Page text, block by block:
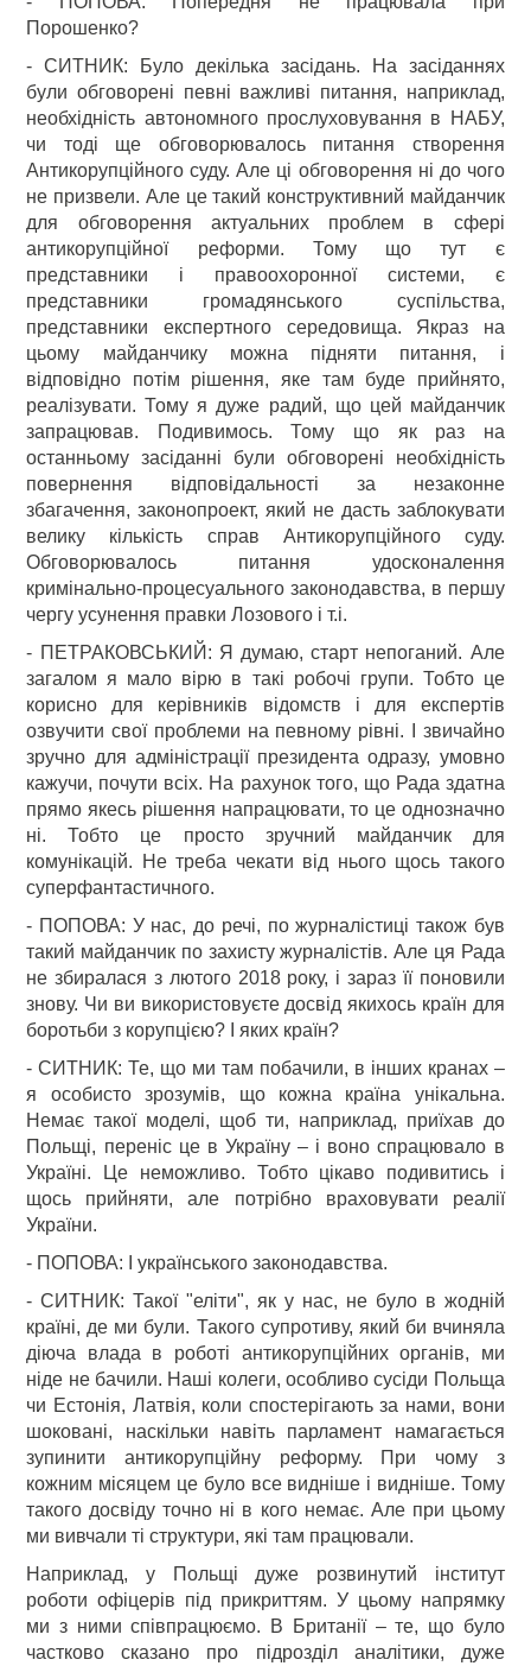
Порошенко?
- СИТНИК: Було декілька засідань. На засіданнях
були обговорені певні важливі питання, наприклад,
необхідність автономного прослуховування в НАБУ,
чи тоді ще обговорювалось питання створення
Антикорупційного суду. Але ці обговорення ні до чого
не призвели. Але це такий конструктивний майданчик
для обговорення актуальних проблем в сфері
антикорупційної реформи. Тому що тут є
представники і правоохоронної системи, є
представники громадянського суспільства,
представники експертного середовища. Якраз на
цьому майданчику можна підняти питання, і
відповідно потім рішення, яке там буде прийнято,
реалізувати. Тому я дуже радий, що цей майданчик
запрацював. Подивимось. Тому що як раз на
останньому засіданні були обговорені необхідність
повернення відповідальності за незаконне
збагачення, законопроект, який не дасть заблокувати
велику кількість справ Антикорупційного суду.
Обговорювалось питання удосконалення
кримінально-процесуального законодавства, в першу
чергу усунення правки Лозового і т.і.
- ПЕТРАКОВСЬКИЙ: Я думаю, старт непоганий. Але
загалом я мало вірю в такі робочі групи. Тобто це
корисно для керівників відомств і для експертів
озвучити свої проблеми на певному рівні. І звичайно
зручно для адміністрації президента одразу, умовно
кажучи, почути всіх. На рахунок того, що Рада здатна
прямо якесь рішення напрацювати, то це однозначно
ні. Тобто це просто зручний майданчик для
комунікацій. Не треба чекати від нього щось такого
суперфантастичного.
- ПОПОВА: У нас, до речі, по журналістиці також був
такий майданчик по захисту журналістів. Але ця Рада
не збиралася з лютого 2018 року, і зараз її поновили
знову. Чи ви використовуєте досвід якихось країн для
боротьби з корупцією? І яких країн?
- СИТНИК: Те, що ми там побачили, в інших кранах –
я особисто зрозумів, що кожна країна унікальна.
Немає такої моделі, щоб ти, наприклад, приїхав до
Польщі, переніс це в Україну – і воно спрацювало в
Україні. Це неможливо. Тобто цікаво подивитись і
щось прийняти, але потрібно враховувати реалії
України.
- ПОПОВА: І українського законодавства.
- СИТНИК: Такої "еліти", як у нас, не було в жодній
країні, де ми були. Такого супротиву, який би вчиняла
діюча влада в роботі антикорупційних органів, ми
ніде не бачили. Наші колеги, особливо сусіди Польща
чи Естонія, Латвія, коли спостерігають за нами, вони
шоковані, наскільки навіть парламент намагається
зупинити антикорупційну реформу. При чому з
кожним місяцем це було все видніше і видніше. Тому
такого досвіду точно ні в кого немає. Але при цьому
ми вивчали ті структури, які там працювали.
Наприклад, у Польщі дуже розвинутий інститут
роботи офіцерів під прикриттям. У цьому напрямку
ми з ними співпрацюємо. В Британії – те, що було
частково сказано про підрозділ аналітики, дуже